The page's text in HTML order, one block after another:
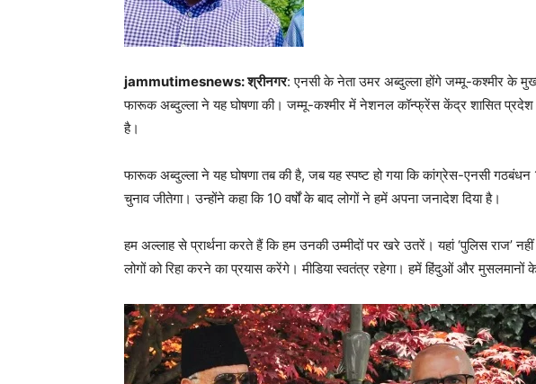
jammutimesnews: श्रीनगर: एनसी के नेता उमर अब्दुल्ला होंगे जम्मू-कश्मीर के
फारूक अब्दुल्ला ने यह घोषणा की। जम्मू-कश्मीर में नेशनल कॉन्फ्रेंस केंद्र शासित प्रदेश
है।
फारूक अब्दुल्ला ने यह घोषणा तब की है, जब यह स्पष्ट हो गया कि कांग्रेस-एनसी गठबंधन
चुनाव जीतेगा। उन्होंने कहा कि 10 वर्षों के बाद लोगों ने हमें अपना जनादेश दिया है।
हम अल्लाह से प्रार्थना करते हैं कि हम उनकी उम्मीदों पर खरे उतरें। यहां ‘पुलिस राज’
लोगों को रिहा करने का प्रयास करेंगे। मीडिया स्वतंत्र रहेगा। हमें हिंदुओं और मुसलमानों के